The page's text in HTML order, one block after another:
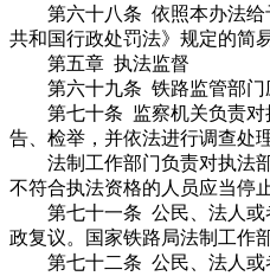
第六十八条 依照本办法给予
共和国行政处罚法》规定的简
第五章 执法监督
第六十九条 铁路监管部门应
第七十条 监察机关负责对执
告、检举，并依法进行调查处理
法制工作部门负责对执法部
不符合执法资格的人员应当停
第七十一条 公民、法人或者
政复议。国家铁路局法制工作
第七十二条 公民、法人或者